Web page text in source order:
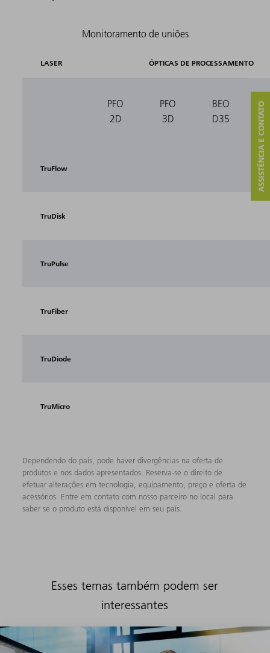
LASER ÓPTICAS DE PROCESSAMENTO
PFO
2D
PFO
3D
BEO
D35
TruFlow
TruDisk
TruPulse
TruFiber
TruDiode
TruMicro
Dependendo do país, pode haver divergências na oferta de
produtos e nos dados apresentados. Reserva-se o direito de
efetuar alterações em tecnologia, equipamento, preço e oferta de
acessórios. Entre em contato com nosso parceiro no local para
saber se o produto está disponível em seu país.
Esses temas também podem ser
interessantes
ASSISTÊNCIA E CONTATO